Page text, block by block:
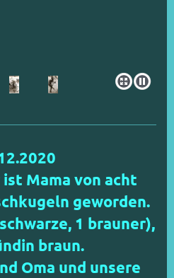
Mama von acht
geworden.
1 brauner),
braun.
Oma und unsere